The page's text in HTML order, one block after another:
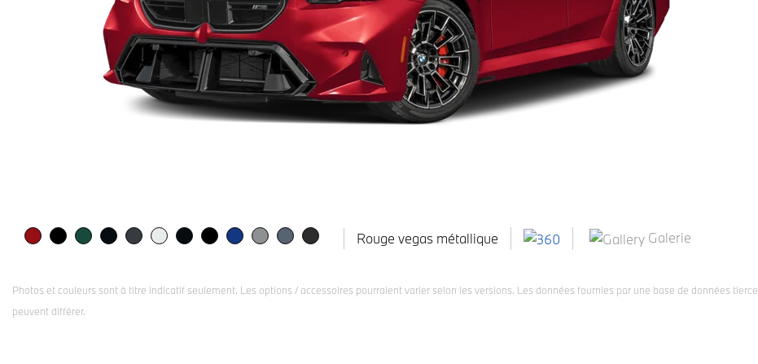
Rouge vegas métallique Galerie
Photos et couleurs sont à titre indicatif seulement. Les options / accessoires pourraient varier selon les versions. Les données fournies par une base de données tierce
peuvent différer.